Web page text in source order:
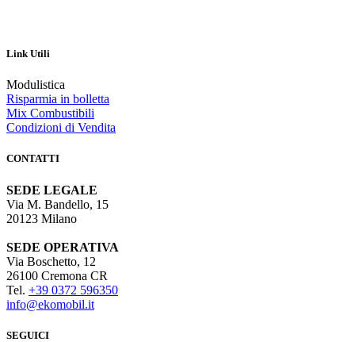
Link Utili
Modulistica
Risparmia in bolletta
Mix Combustibili
Condizioni di Vendita
CONTATTI
SEDE LEGALE
Via M. Bandello, 15
20123 Milano
SEDE OPERATIVA
Via Boschetto, 12
26100 Cremona CR
Tel. +39 0372 596350
info@ekomobil.it
SEGUICI